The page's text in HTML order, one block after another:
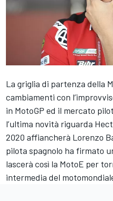
La griglia di partenza della
cambiamenti con
in MotoGP ed il mercato
l’ultima novità riguarda
2020 affiancherà Lorenzo
pilota spagnolo ha firmato
lascerà così la MotoE per
intermedia del